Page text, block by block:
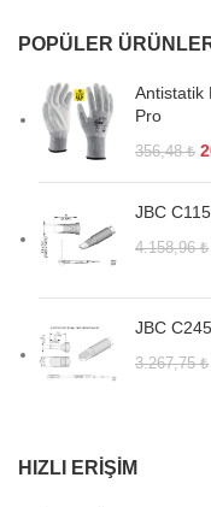
POPÜLER
Antistatik
Pro
356,48₺
JBC
4.158,96₺
JBC
3.267,75₺
HIZLI ERIŞIM